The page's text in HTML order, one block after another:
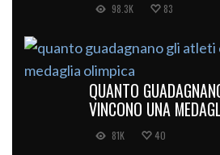
98.3K 83
QUANTO
VINCONO UNA
81K 40